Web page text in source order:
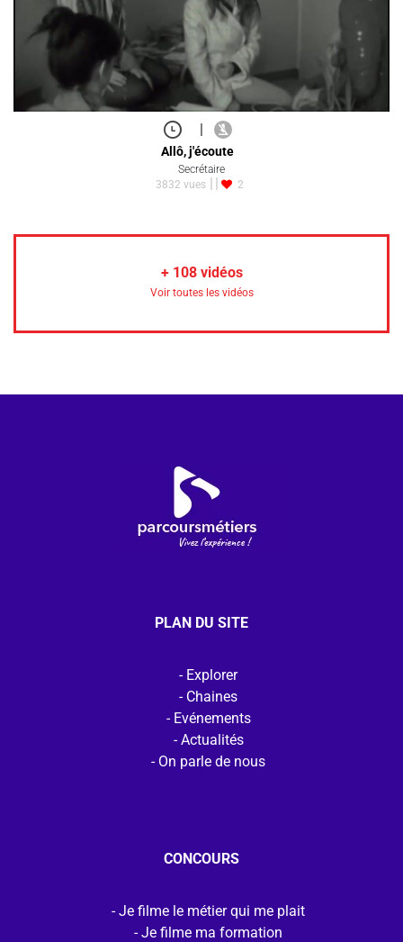
|
Allô, j'écoute
Secrétaire
3832 vues
2
+ 108vidéos
Voir toutes les vidéos
PLAN DU SITE
Explorer
Chaines
Evénements
Actualités
On parle de nous
CONCOURS
Je filme le métier qui me plait
Je filme ma formation